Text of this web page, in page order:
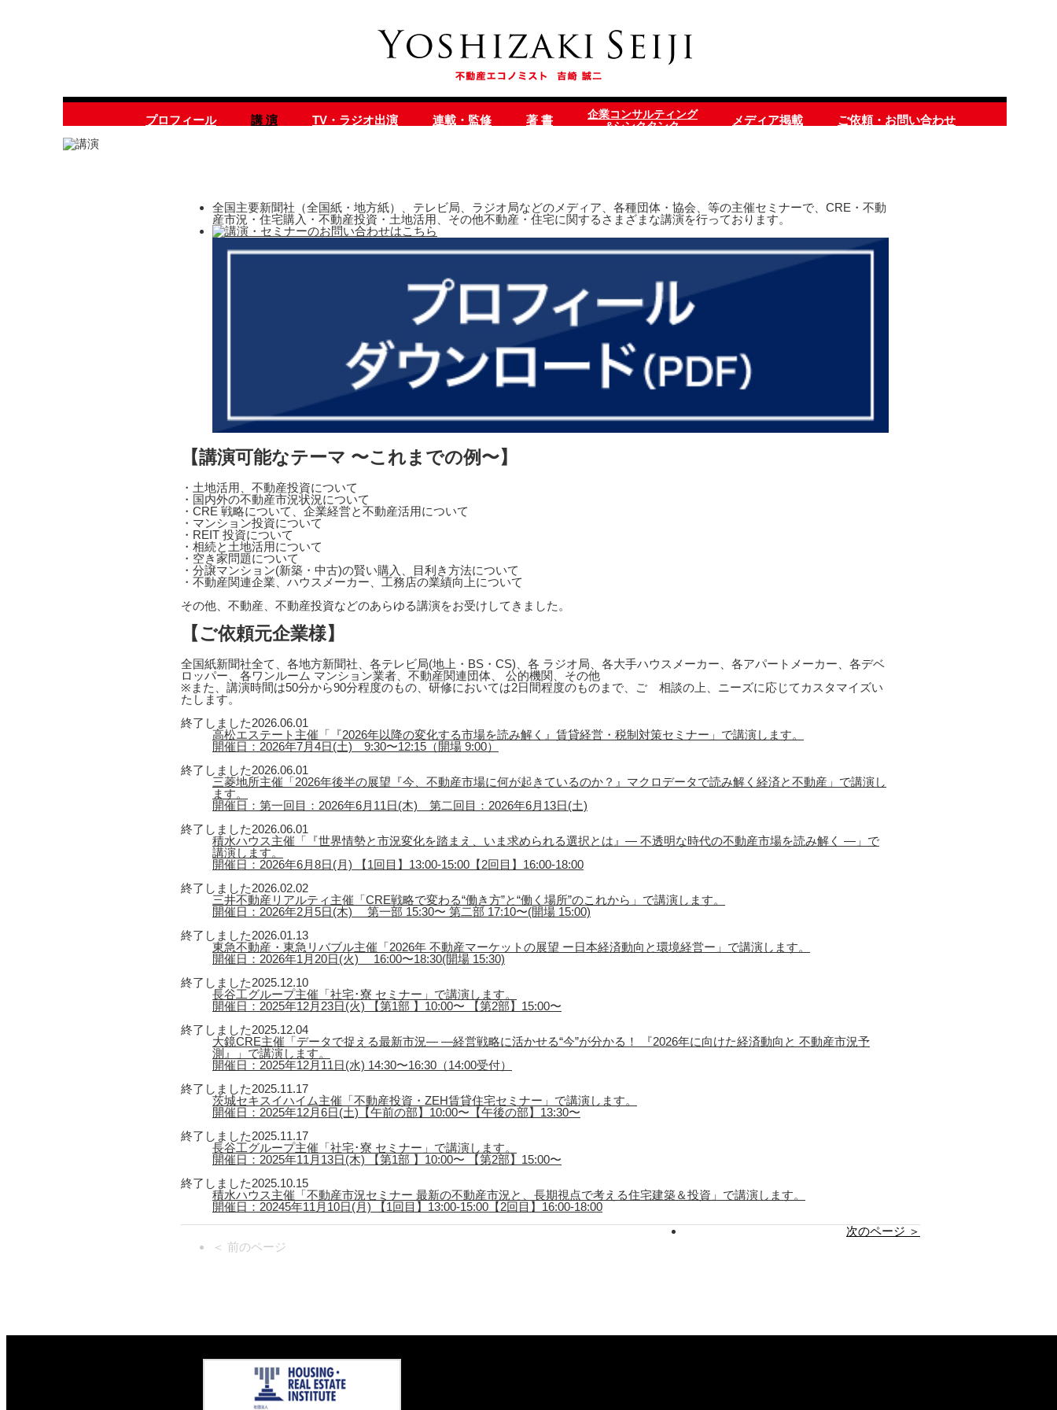
プロフィール 講 演 TV・ラジオ出演 連載・監修 著 書
企業コンサルティング
&シンクタンク
メディア掲載 ご依頼・お問い合わせ
全国主要新聞社（全国紙・地方紙）、テレビ局、ラジオ局などのメディア、各種団体・協会、等の主催セミナーで、CRE・不動
産市況・住宅購入・不動産投資・土地活用、その他不動産・住宅に関するさまざまな講演を行っております。
【講演可能なテーマ 〜これまでの例〜】
・土地活用、不動産投資について
・国内外の不動産市況状況について
・CRE 戦略について、企業経営と不動産活用について
・マンション投資について
・REIT 投資について
・相続と土地活用について
・空き家問題について
・分譲マンション(新築・中古)の賢い購入、目利き方法について
・不動産関連企業、ハウスメーカー、工務店の業績向上について
その他、不動産、不動産投資などのあらゆる講演をお受けしてきました。
【ご依頼元企業様】
全国紙新聞社全て、各地方新聞社、各テレビ局(地上・BS・CS)、各 ラジオ局、各大手ハウスメーカー、各アパートメーカー、各デベ
ロッパー、各ワンルーム マンション業者、不動産関連団体、 公的機関、その他
※また、講演時間は50分から90分程度のもの、研修においては2日間程度のものまで、ご゙相談の上、ニーズに応じてカスタマイズい
たします。
終了しました2026.06.01
高松エステート主催「『2026年以降の変化する市場を読み解く』賃貸経営・税制対策セミナー」で講演します。
開催日：2026年7月4日(土) 9:30〜12:15（開場 9:00）
終了しました2026.06.01
三菱地所主催「2026年後半の展望『今、不動産市場に何が起きているのか？』マクロデータで読み解く経済と不動産」で講演し
ます。
開催日：第一回目：2026年6月11日(木) 第二回目：2026年6月13日(土)
終了しました2026.06.01
積水ハウス主催「『世界情勢と市況変化を踏まえ、いま求められる選択とは』― 不透明な時代の不動産市場を読み解く ―」で
講演します。
開催日：2026年6月8日(月) 【1回目】13:00-15:00【2回目】16:00-18:00
終了しました2026.02.02
三井不動産リアルティ主催「CRE戦略で変わる“働き方”と“働く場所”のこれから」で講演します。
開催日：2026年2月5日(木) 第一部 15:30〜 第二部 17:10〜(開場 15:00)
終了しました2026.01.13
東急不動産・東急リバブル主催「2026年 不動産マーケットの展望 ー日本経済動向と環境経営ー」で講演します。
開催日：2026年1月20日(火) 16:00〜18:30(開場 15:30)
終了しました2025.12.10
長谷工グループ主催「社宅･寮 セミナー」で講演します。
開催日：2025年12月23日(火) 【第1部 】10:00〜 【第2部】15:00〜
終了しました2025.12.04
大鏡CRE主催「データで捉える最新市況― ―経営戦略に活かせる“今”が分かる！ 『2026年に向けた経済動向と 不動産市況予
測』」で講演します。
開催日：2025年12月11日(水) 14:30〜16:30（14:00受付）
終了しました2025.11.17
茨城セキスイハイム主催「不動産投資・ZEH賃貸住宅セミナー」で講演します。
開催日：2025年12月6日(土)【午前の部】10:00〜【午後の部】13:30〜
終了しました2025.11.17
長谷工グループ主催「社宅･寮 セミナー」で講演します。
開催日：2025年11月13日(木) 【第1部 】10:00〜 【第2部】15:00〜
終了しました2025.10.15
積水ハウス主催「不動産市況セミナー 最新の不動産市況と、長期視点で考える住宅建築＆投資」で講演します。
開催日：20245年11月10日(月) 【1回目】13:00-15:00【2回目】16:00-18:00
＜ 前のページ
次のページ ＞